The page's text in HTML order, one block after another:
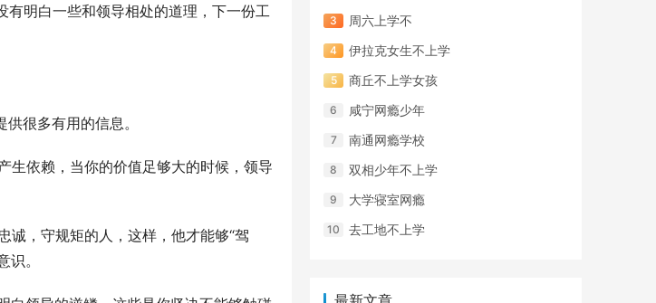
明白一些和领导相处的道理，下一份工
很多有用的信息。
生依赖，当你的价值足够大的时候，领导
诚，守规矩的人，这样，他才能够“驾
。
周六上学不
伊拉克女生不上学
商丘不上学女孩
咸宁网瘾少年
南通网瘾学校
双相少年不上学
大学寝室网瘾
去工地不上学